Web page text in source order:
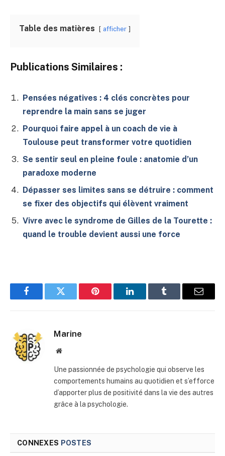
Table des matières afficher
Publications Similaires :
Pensées négatives : 4 clés concrètes pour
reprendre la main sans se juger
Pourquoi faire appel à un coach de vie à
Toulouse peut transformer votre quotidien
Se sentir seul en pleine foule : anatomie d’un
paradoxe moderne
Dépasser ses limites sans se détruire : comment
se fixer des objectifs qui élèvent vraiment
Vivre avec le syndrome de Gilles de la Tourette :
quand le trouble devient aussi une force
FacebookTwitter Pinterest LinkedInTumblr
E-
Marine
Site
Une passionnée de psychologie qui observe les
comportements humains au quotidien et s’efforce
d’apporter plus de positivité dans la vie des autres
grâce à la psychologie.
CONNEXES POSTES